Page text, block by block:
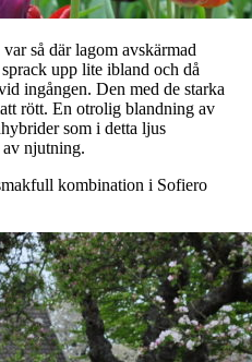
så där lagom avskärmad
upp lite ibland och då
ingången. Den med de starka
rött. En otrolig blandning av
som i detta ljus
njutning.